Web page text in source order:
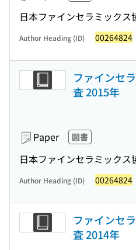
日本ファインセラミックス
Author Heading (ID) 00264824
ファインセ
査 2015年
Paper 図書
日本ファインセラミックス
Author Heading (ID) 00264824
ファインセ
査 2014年